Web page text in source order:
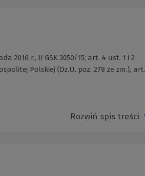
2016 r., II GSK 3050/15; art. 4 ust. 1 i 2
Polskiej (Dz.U. poz. 278 ze zm.), art.
Rozwiń spis treści